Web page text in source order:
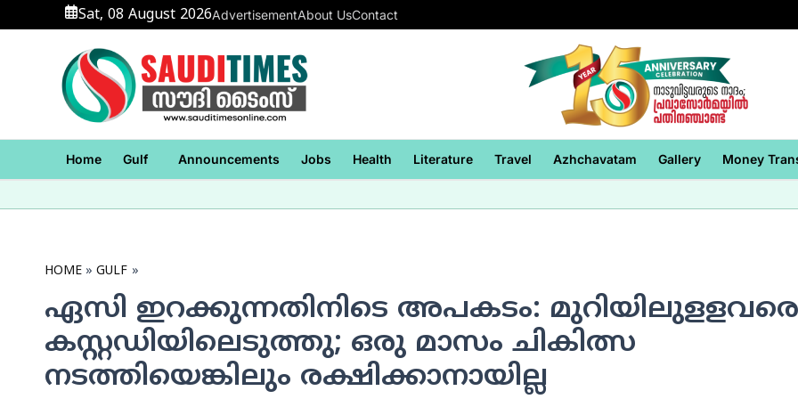
to
Sat, 08 August 2026AdvertisementAbout UsContact
Home Gulf Announcements Jobs Health Literature Travel Azhchavatam Gallery Money
HOME GULF
ഏസി ഇറക്കുന്നതിനിടെ അപകടം: മുറിയിലുളളവരെ
കസ്റ്റഡിയിലെടുത്തു; ഒരു മാസം ചികിത്സ
നടത്തിയെങ്കിലും രക്ഷിക്കാനായില്ല